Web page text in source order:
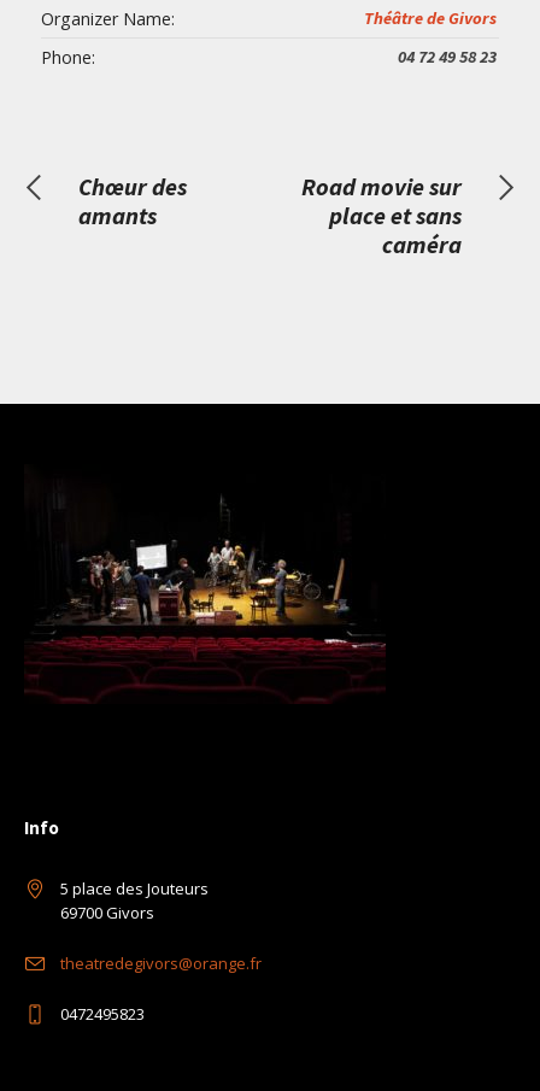
Organizer Name: Théâtre de Givors
Phone: 04 72 49 58 23
Chœur des
amants
Road movie sur
place et sans
caméra
Info
5 place des Jouteurs
69700 Givors
theatredegivors@orange.fr
0472495823